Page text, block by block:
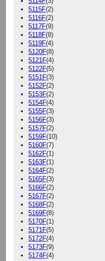
5115F(2)
5116F(2)
5117F(9)
5118F(8)
5119F(4)
5120F(8)
5121F(4)
5122F(5)
5151F(3)
5152F(2)
5153F(2)
5154F(4)
5155F(3)
5156F(3)
5157F(2)
5159F(10)
5160F(7)
5162F(1)
5163F(1)
5164F(2)
5165F(3)
5166F(2)
5167F(2)
5168F(2)
5169F(8)
5170F(1)
5171F(5)
5172F(4)
5173F(9)
5174F(4)